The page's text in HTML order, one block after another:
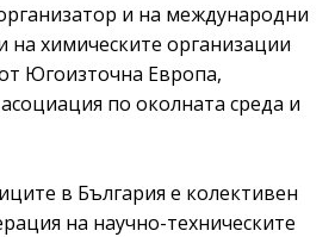
и на международни
на химическите организации
Югоизточна Европа,
по околната среда и
в България е колективен
на научно-техническите